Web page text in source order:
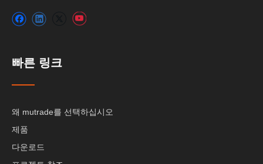
빠른 링크
왜 mutrade를 선택하십시오
제품
다운로드